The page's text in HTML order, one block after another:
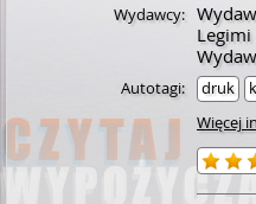
Wydawcy:
Legimi
Autotagi: druk
Więcej